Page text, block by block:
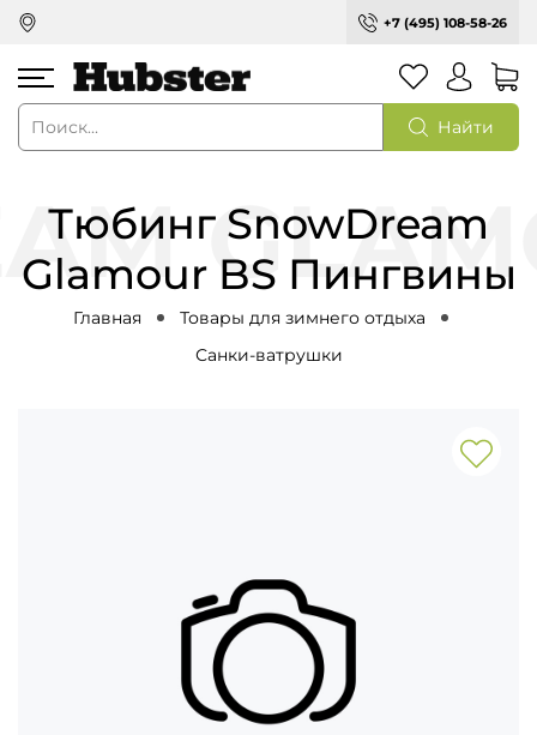
+7 (495) 108-58-26
Найти
Тюбинг SnowDream
Glamour BS Пингвины
Главная
Товары для зимнего отдыха
Санки-ватрушки